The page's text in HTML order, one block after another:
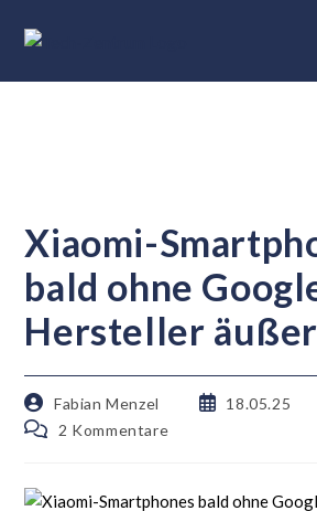
Xiaomi-
bald ohne
Hersteller
Fabian Menzel 18.05.25
2 Kommentare